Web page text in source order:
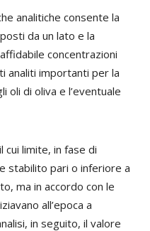
analitiche consente la
da un lato e la
concentrazioni
analiti importanti per la
oli di oliva e l’eventuale
cui limite, in fase di
stabilito pari o inferiore a
ma in accordo con le
all’epoca a
in seguito, il valore